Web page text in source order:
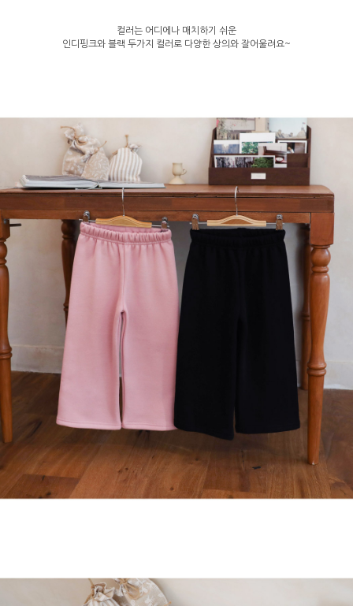
컬러는 어디에나 매치하기 쉬운
인디핑크와 블랙 두가지 컬러로 다양한 상의와 잘어울려요~